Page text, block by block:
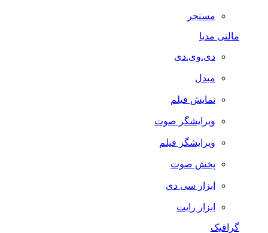
مسنجر
مالتی مدیا
دی.وی.دی
مبدل
نمایش فیلم
ویرایشگر صوت
ویرایشگر فیلم
پخش صوت
ابزار سی دی
ابزار رایت
گرافیک